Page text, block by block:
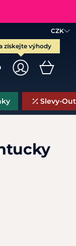
CZK
získejte výhody
Slevy-